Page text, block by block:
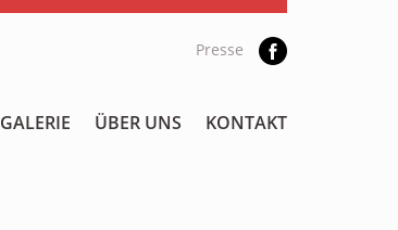
Presse
GALERIE ÜBER UNS KONTAKT